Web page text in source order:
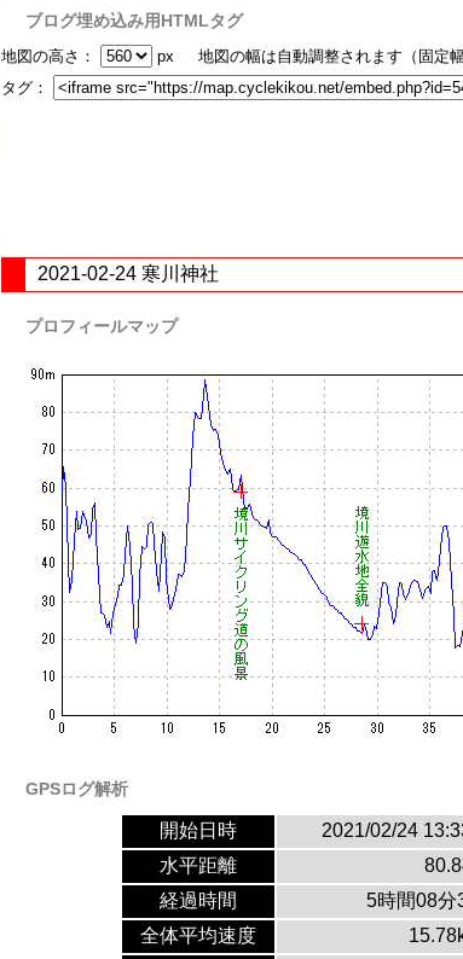
ブログ埋め込み用HTMLタグ
地図の高さ：
px 地図の幅は自動調整されます（固定幅
タグ：
2021-02-24 寒川神社
プロフィールマップ
GPSログ解析
開始日時 2021/02/24
水平距離
経過時間
5時間08分
全体平均速度